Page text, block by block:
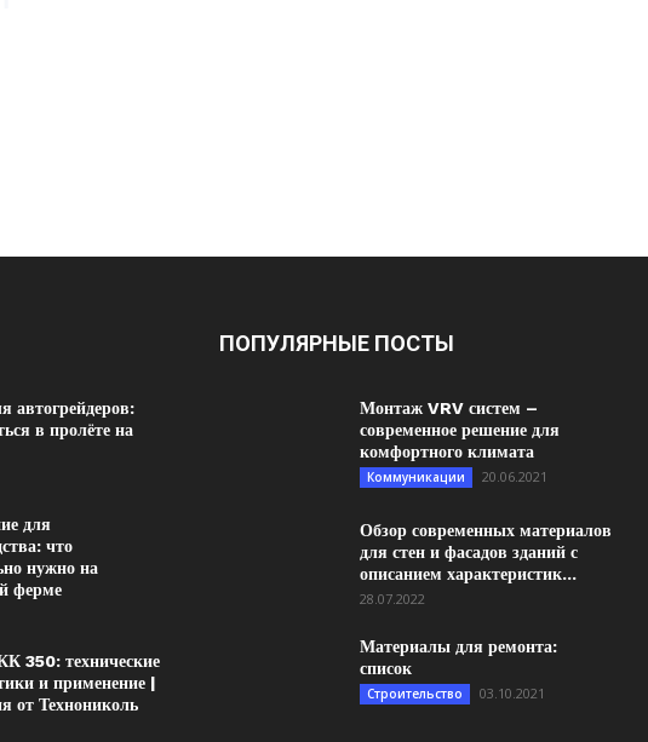
автогрейдеров:
в пролёте на
для
что
нужно на
ферме
350: технические
и применение |
от Технониколь
ПОПУЛЯРНЫЕ ПОСТЫ
Монтаж VRV систем –
современное решение для
комфортного климата
Коммуникации 20.06.2021
Обзор современных материалов
для стен и фасадов зданий с
описанием характеристик...
28.07.2022
Материалы для ремонта:
список
Строительство 03.10.2021